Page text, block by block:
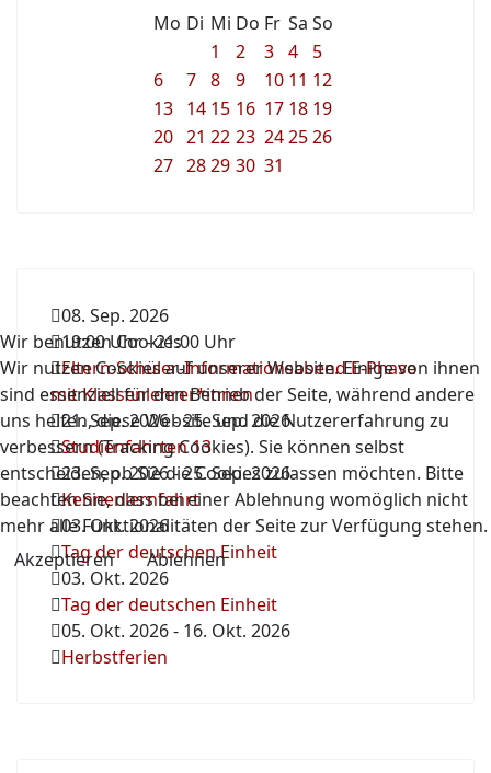
Mo Di Mi Do Fr Sa So
1
2 3 4
5
6
7 8 9 10 11 12
13 14 15 16 17 18 19
20 21 22 23 242526
27 2829 30 31
08. Sep. 2026
19:00 Uhr-21:00 Uhr
Eltern-Schüler-Informationsabend E-Phase
mit Klassenlehrer*innen
21. Sep. 2026-25. Sep. 2026
Studienfahrten 13
23. Sep. 2026-25. Sep. 2026
Kennenlernfahrt
03. Okt. 2026
Tag der deutschen Einheit
03. Okt. 2026
Tag der deutschen Einheit
05. Okt. 2026- 16. Okt. 2026
Herbstferien
Wir benutzen Cookies
Wir nutzen Cookies auf unserer Website. Einige von ihnen
sind essenziell für den Betrieb der Seite, während andere
uns helfen, diese Website und die Nutzererfahrung zu
verbessern (Tracking Cookies). Sie können selbst
entscheiden, ob Sie die Cookies zulassen möchten. Bitte
beachten Sie, dass bei einer Ablehnung womöglich nicht
mehr alle Funktionalitäten der Seite zur Verfügung stehen.
Akzeptieren
Ablehnen